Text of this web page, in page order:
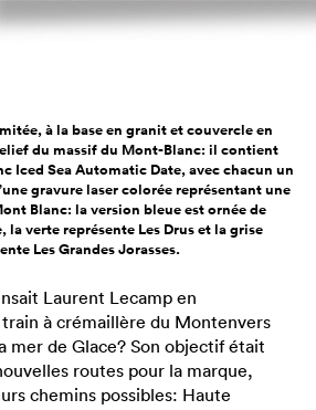
à la base en granit et couvercle en
du massif du Mont-Blanc: il contient
Iced Sea Automatic Date, avec chacun un
gravure laser colorée représentant une
Blanc: la version bleue est ornée de
la verte représente Les Drus et la grise
Les Grandes Jorasses.
Laurent Lecamp en
à crémaillère du Montenvers
mer de Glace? Son objectif était
routes pour la marque,
chemins possibles: Haute